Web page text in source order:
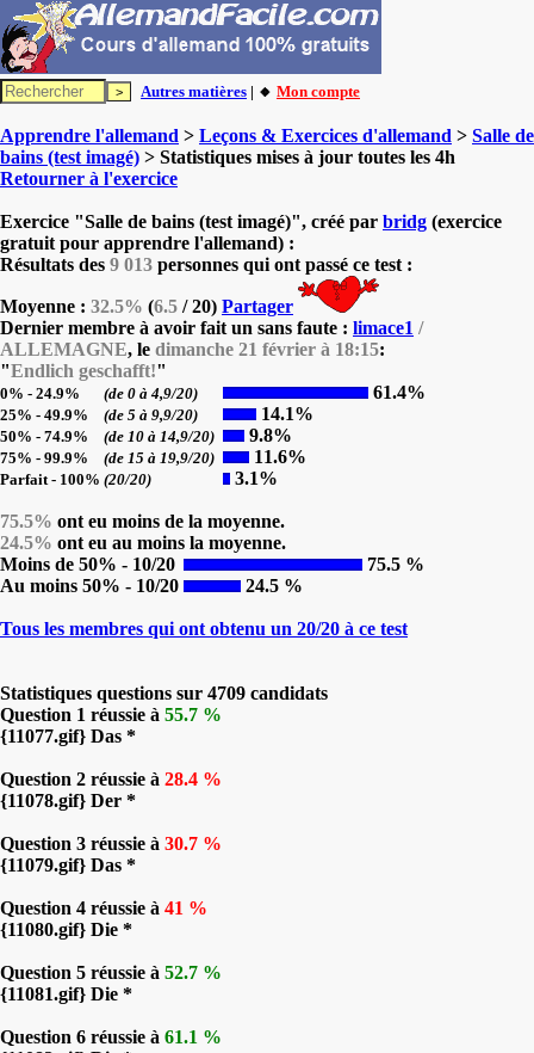
Autres matières | 🔸 Mon compte
Apprendre l'allemand > Leçons & Exercices d'allemand > Salle de
bains (test imagé) > Statistiques mises à jour toutes les 4h
Retourner à l'exercice
Exercice "Salle de bains (test imagé)", créé par bridg (exercice
gratuit pour apprendre l'allemand) :
Résultats des 9 013 personnes qui ont passé ce test :
Moyenne : 32.5% (6.5 / 20) Partager
Dernier membre à avoir fait un sans faute : limace1 /
ALLEMAGNE, le dimanche 21 février à 18:15:
"Endlich geschafft!"
0% - 24.9% (de 0 à 4,9/20) 61.4%
25% - 49.9% (de 5 à 9,9/20) 14.1%
50% - 74.9% (de 10 à 14,9/20) 9.8%
75% - 99.9% (de 15 à 19,9/20) 11.6%
Parfait - 100% (20/20) 3.1%
75.5% ont eu moins de la moyenne.
24.5% ont eu au moins la moyenne.
Moins de 50% - 10/20
75.5 %
Au moins 50% - 10/20
24.5 %
Tous les membres qui ont obtenu un 20/20 à ce test
Statistiques questions sur 4709 candidats
Question 1 réussie à 55.7 %
{11077.gif} Das *
Question 2 réussie à 28.4 %
{11078.gif} Der *
Question 3 réussie à 30.7 %
{11079.gif} Das *
Question 4 réussie à 41 %
{11080.gif} Die *
Question 5 réussie à 52.7 %
{11081.gif} Die *
Question 6 réussie à 61.1 %